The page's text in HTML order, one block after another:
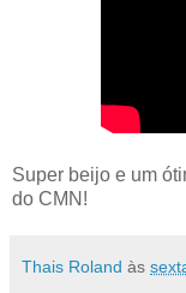
Super beijo e um
do CMN!
Thais Roland às